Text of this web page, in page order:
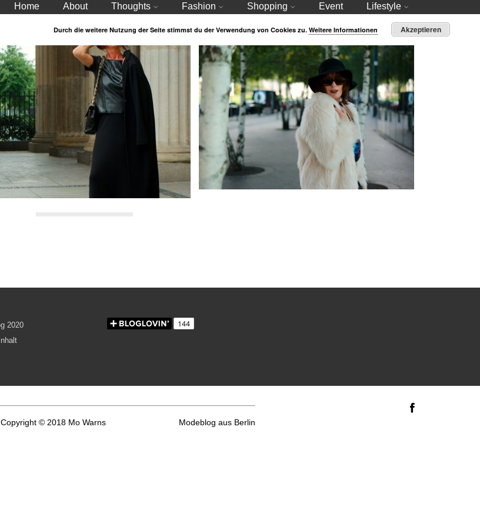
Home About Thoughts Fashion Shopping Event Lifestyle
Copyright © 2018 Mo Warns Modeblog aus Berlin
Durch die weitere Nutzung der Seite stimmst du der Verwendung von Cookies zu. Weitere Informationen Akzeptieren